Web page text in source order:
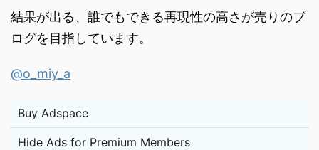
結果が出る、誰でもできる再現性の高さが売りのブ
ログを目指しています。
@o_miy_a
Buy Adspace
Hide Ads for Premium Members